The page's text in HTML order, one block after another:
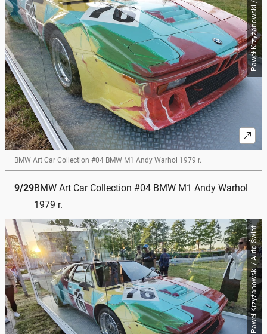
BMW Art Car Collection #04 BMW M1 Andy Warhol 1979 r.
9/29BMW Art Car Collection #04 BMW M1 Andy Warhol
1979 r.
Paweł Krzyżanowski / Auto Świat